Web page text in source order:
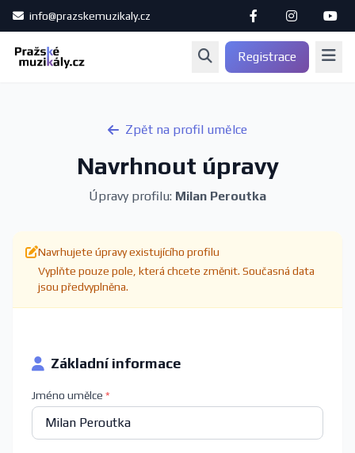
info@prazskemuzikaly.cz
Registrace
Zpět na profil umělce
Navrhnout úpravy
Úpravy profilu: Milan Peroutka
Navrhujete úpravy existujícího profilu
Vyplňte pouze pole, která chcete změnit. Současná data
jsou předvyplněna.
Základní informace
Jméno umělce *